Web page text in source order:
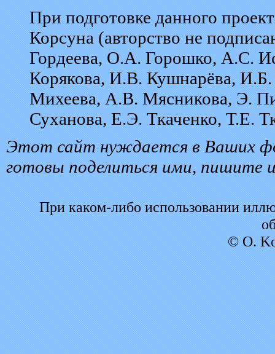
При подготовке данного
Корсуна (авторство не
Гордеева, О.А. Горошко, А.С.
Корякова, И.В. Кушнарёва,
Михеева, А.В. Мясникова, Э.
Суханова, Е.Э. Ткаченко, Т.Е.
Этот сайт нуждается в Ваших
готовы поделиться ими, пишите
При каком-либо использовании
© O.